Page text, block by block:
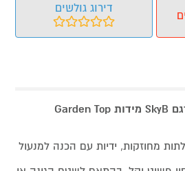
דירוג גולשים
SkyB
מידות Garden Top
מחוזקות, ידיות עם הכנה למנעול